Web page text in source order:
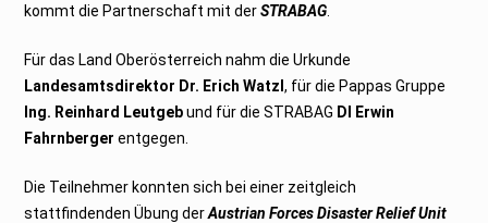
kommt die Partnerschaft mit derSTRABAG
Für das Land Oberösterreich nahm die Urkunde
Landesamtsdirektor Dr. Erich Watzl, für die Pappas Gruppe
Ing. Reinhard Leutgebund für die STRABAG DI Erwin
Fahrnberger entgegen.
Die Teilnehmer konnten sich bei einer zeitgleich
stattfindenden Übung derAustrian Forces Disaster Relief Unit